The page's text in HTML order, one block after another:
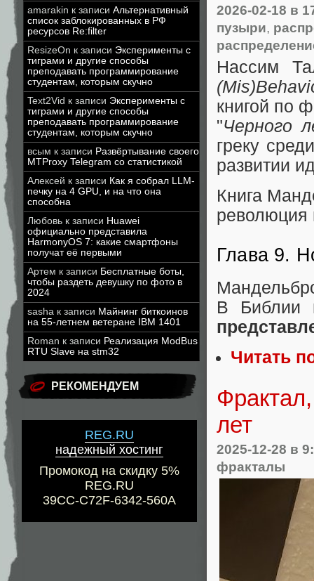
amarakin к записи Альтернативный
список заблокированных в РФ
ресурсов Re:filter
ResizeOn к записи Эксперименты с
тиграми и другие способы
преподавать программирование
студентам, которым скучно
Text2Vid к записи Эксперименты с
тиграми и другие способы
преподавать программирование
студентам, которым скучно
всым к записи Развёртывание своего
MTProxy Telegram со статистикой
Алексей к записи Как я собрал LLM-
печку на 4 GPU, и на что она
способна
Любовь к записи Huawei
официально представила
HarmonyOS 7: какие смартфоны
получат её первыми
Артем к записи Бесплатные боты,
чтобы раздеть девушку по фото в
2024
sasha к записи Майнинг биткоинов
на 55-летнем ветеране IBM 1401
Roman к записи Реализация ModBus
RTU Slave на stm32
РЕКОМЕНДУЕМ
REG.RU
надежный хостинг
Промокод на скидку 5%
REG.RU
39CC-C72F-6342-560A
2026-02-18 в
пузыри,
Нассим
книгой по
"Черного
греку
развитии
Книга
революция
Глава 9.
В
Читать
лет
2025-12-28 в
фракталы